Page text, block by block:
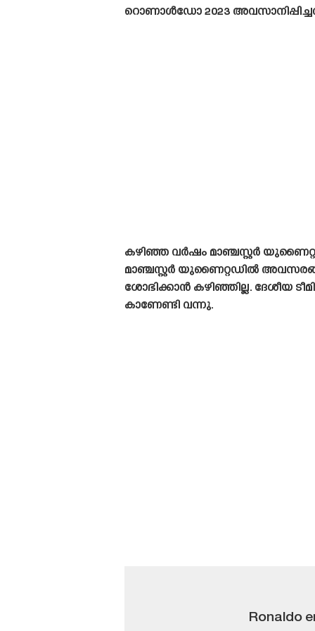
റൊണാൾഡോ 2023
കഴിഞ്ഞ വർഷം മാഞ്ചസ്റ്റർ
മാഞ്ചസ്റ്റർ യുണൈറ്റഡിൽ
ശോഭിക്കാൻ കഴിഞ്ഞില്ല. ദേശീയ
കാണേണ്ടി വന്നു.
Ronaldo